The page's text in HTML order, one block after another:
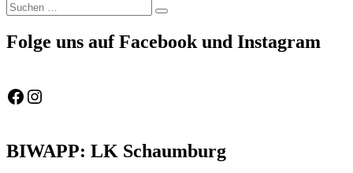
Suchen
nach:
Suchen
Folge uns auf Facebook und Instagram
Feuerwehr Gemeinde Wölpinghausen
fw_gemeinde_woelpinghausen
BIWAPP: LK Schaumburg